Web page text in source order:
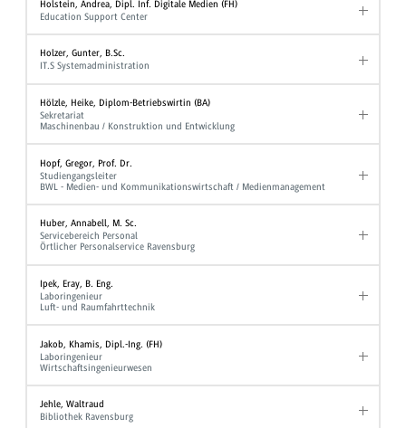
Holstein, Andrea, Dipl. Inf. Digitale Medien (FH)
Education Support Center
Holzer, Gunter, B.Sc.
IT.S Systemadministration
Hölzle, Heike, Diplom-Betriebswirtin (BA)
Sekretariat
Maschinenbau / Konstruktion und Entwicklung
Hopf, Gregor, Prof. Dr.
Studiengangsleiter
BWL - Medien- und Kommunikationswirtschaft / Medienmanagement
Huber, Annabell, M. Sc.
Servicebereich Personal
Örtlicher Personalservice Ravensburg
Ipek, Eray, B. Eng.
Laboringenieur
Luft- und Raumfahrttechnik
Jakob, Khamis, Dipl.-Ing. (FH)
Laboringenieur
Wirtschaftsingenieurwesen
Jehle, Waltraud
Bibliothek Ravensburg